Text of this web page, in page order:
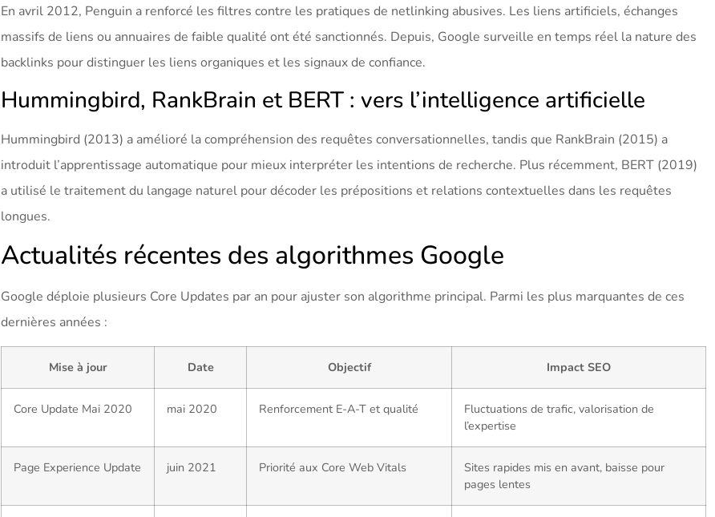
En avril 2012, Penguin a renforcé les filtres contre les pratiques de netlinking abusives. Les liens artificiels, échanges
massifs de liens ou annuaires de faible qualité ont été sanctionnés. Depuis, Google surveille en temps réel la nature des
backlinks pour distinguer les liens organiques et les signaux de confiance.
Hummingbird, RankBrain et BERT : vers l’intelligence artificielle
Hummingbird (2013) a amélioré la compréhension des requêtes conversationnelles, tandis que RankBrain (2015) a
introduit l’apprentissage automatique pour mieux interpréter les intentions de recherche. Plus récemment, BERT (2019)
a utilisé le traitement du langage naturel pour décoder les prépositions et relations contextuelles dans les requêtes
longues.
Actualités récentes des algorithmes Google
Google déploie plusieurs Core Updates par an pour ajuster son algorithme principal. Parmi les plus marquantes de ces
dernières années :
Mise à jour Date Objectif Impact SEO
Core Update Mai 2020 mai 2020 Renforcement E-A-T et qualité
Fluctuations de trafic, valorisation de
l’expertise
Page Experience Update juin 2021 Priorité aux Core Web Vitals
Sites rapides mis en avant, baisse pour
pages lentes